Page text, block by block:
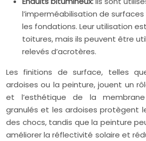
l’imperméabilisation de
les fondations. Leur utilisation
toitures, mais ils peuvent être
relevés d’acrotères.
Les finitions de surface, telles
ardoises ou la peinture, jouent un
et l’esthétique de la membrane
granulés et les ardoises protègent
des chocs, tandis que la peinture
améliorer la réflectivité solaire et